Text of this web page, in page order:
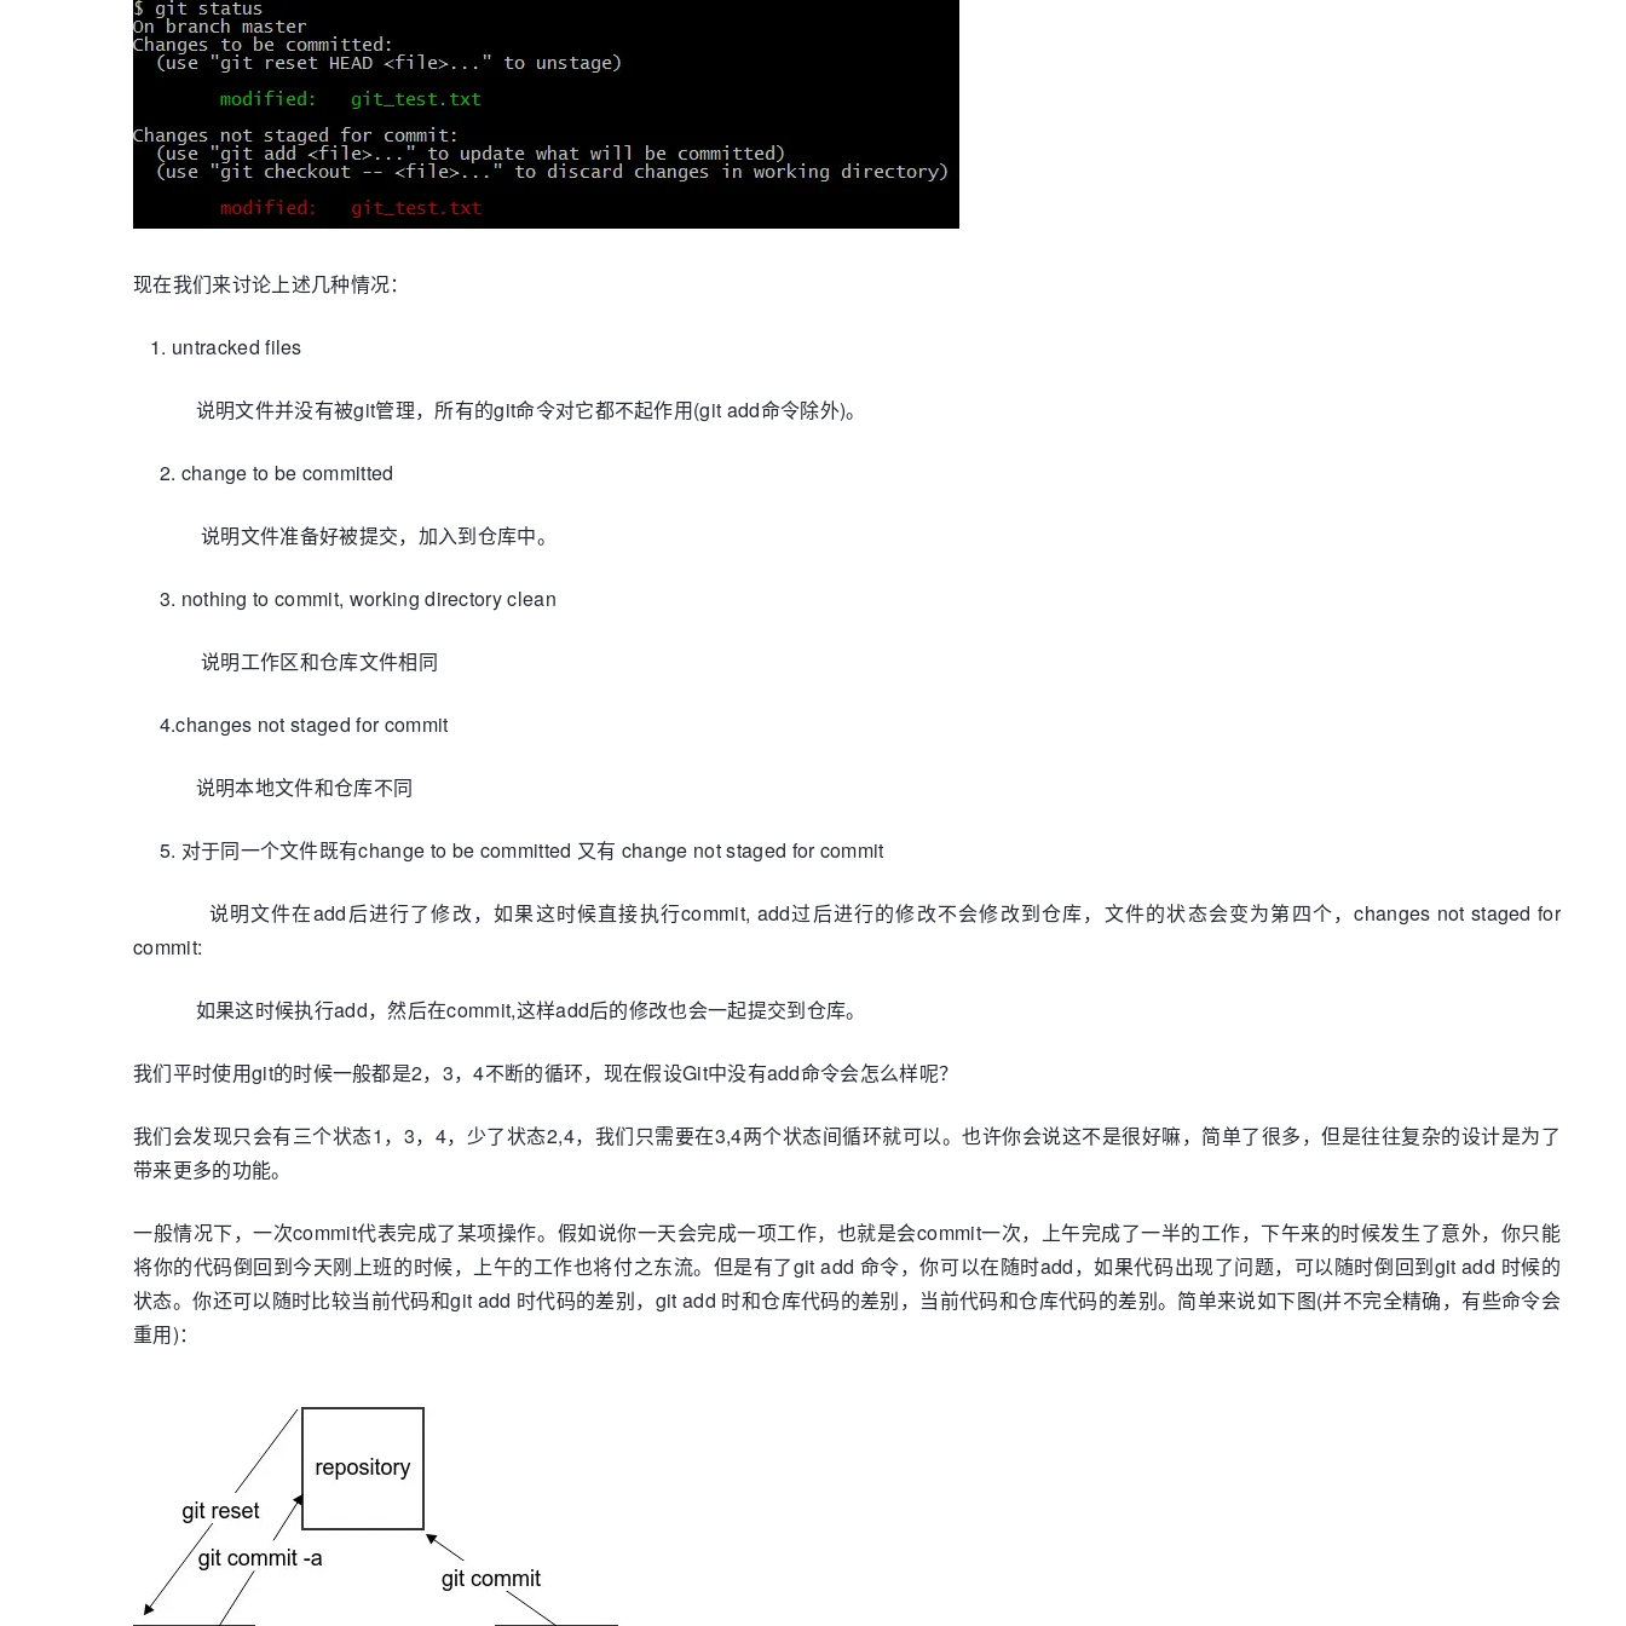
现在我们来讨论上述几种情况：
untracked files
说明文件并没有被git管理，所有的git命令对它都不起作用(git add命令除外)。
2. change to be committed
说明文件准备好被提交，加入到仓库中。
3. nothing to commit, working directory clean
说明工作区和仓库文件相同
4.changes not staged for commit
说明本地文件和仓库不同
5. 对于同一个文件既有change to be committed 又有 change not staged for commit
说明文件在add后进行了修改，如果这时候直接执行commit, add过后进行的修改不会修改到仓库，文件的状态会变为第四个，changes not staged for
commit:
如果这时候执行add，然后在commit,这样add后的修改也会一起提交到仓库。
我们平时使用git的时候一般都是2，3，4不断的循环，现在假设Git中没有add命令会怎么样呢？
我们会发现只会有三个状态1，3，4，少了状态2,4，我们只需要在3,4两个状态间循环就可以。也许你会说这不是很好嘛，简单了很多，但是往往复杂的设计是为了
带来更多的功能。
一般情况下，一次commit代表完成了某项操作。假如说你一天会完成一项工作，也就是会commit一次，上午完成了一半的工作，下午来的时候发生了意外，你只能
将你的代码倒回到今天刚上班的时候，上午的工作也将付之东流。但是有了git add 命令，你可以在随时add，如果代码出现了问题，可以随时倒回到git add 时候的
状态。你还可以随时比较当前代码和git add 时代码的差别，git add 时和仓库代码的差别，当前代码和仓库代码的差别。简单来说如下图(并不完全精确，有些命令会
重用)：